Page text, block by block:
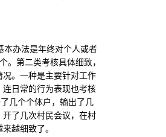
办法是年终对个人或者
。第二类考核具体细致，
。一种是主要针对工作
日常的行为表现也考核
几个个体户，输出了几
了几次村民会议，在村
越细致了。